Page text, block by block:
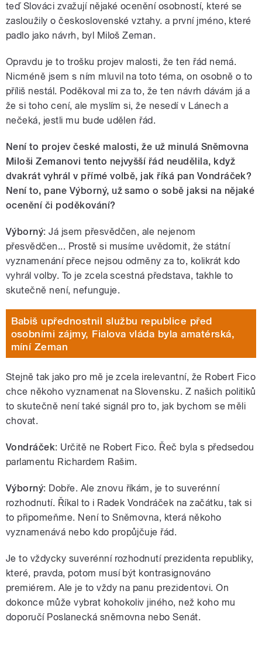
teď Slováci zvažují nějaké ocenění osobností, které se
zasloužily o československé vztahy. a první jméno, které
padlo jako návrh, byl Miloš Zeman.
Opravdu je to trošku projev malosti, že ten řád nemá.
Nicméně jsem s ním mluvil na toto téma, on osobně o to
příliš nestál. Poděkoval mi za to, že ten návrh dávám já a
že si toho cení, ale myslím si, že nesedí v Lánech a
nečeká, jestli mu bude udělen řád.
Není to projev české malosti, že už minulá Sněmovna
Miloši Zemanovi tento nejvyšší řád neudělila, když
dvakrát vyhrál v přímé volbě, jak říká pan Vondráček?
Není to, pane Výborný, už samo o sobě jaksi na nějaké
ocenění či poděkování?
Výborný: Já jsem přesvědčen, ale nejenom
přesvědčen... Prostě si musíme uvědomit, že státní
vyznamenání přece nejsou odměny za to, kolikrát kdo
vyhrál volby. To je zcela scestná představa, takhle to
skutečně není, nefunguje.
Babiš upřednostnil službu republice před
osobními zájmy, Fialova vláda byla amatérská,
míní Zeman
Stejně tak jako pro mě je zcela irelevantní, že Robert Fico
chce někoho vyznamenat na Slovensku. Z našich politiků
to skutečně není také signál pro to, jak bychom se měli
chovat.
Vondráček: Určitě ne Robert Fico. Řeč byla s předsedou
parlamentu Richardem Rašim.
Výborný: Dobře. Ale znovu říkám, je to suverénní
rozhodnutí. Říkal to i Radek Vondráček na začátku, tak si
to připomeňme. Není to Sněmovna, která někoho
vyznamenává nebo kdo propůjčuje řád.
Je to vždycky suverénní rozhodnutí prezidenta republiky,
které, pravda, potom musí být kontrasignováno
premiérem. Ale je to vždy na panu prezidentovi. On
dokonce může vybrat kohokoliv jiného, než koho mu
doporučí Poslanecká sněmovna nebo Senát.